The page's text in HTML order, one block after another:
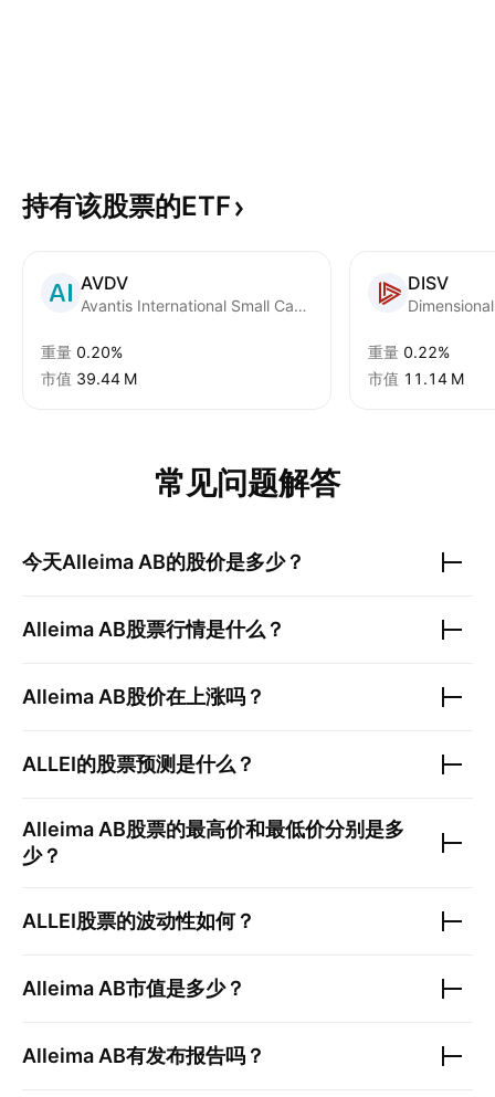
持有该股票的ETF
AVDV
Avantis International Small Cap Value ETF
重量 0.20%
市值 ‪39.44 M‬
DISV
重量 0.22%
市值 ‪11.14 M‬
常见问题解答
今天Alleima AB的股价是多少？
Alleima AB股票行情是什么？
Alleima AB股价在上涨吗？
ALLEI的股票预测是什么？
Alleima AB股票的最高价和最低价分别是多
少？
ALLEI股票的波动性如何？
Alleima AB市值是多少？
Alleima AB有发布报告吗？